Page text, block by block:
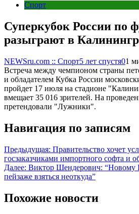
Спорт
Суперкубок России по
разыграют в
NEWSru.com :: Спорт5 лет спустя01
Встреча между чемпионом страны
и обладателем Кубка России
пройдет 17 июля на стадионе
вмещает 35 016 зрителей. На
претендовали "Лужники".
Навигация по записям
Предыдущая: Правительство хочет
госзаказчиками импортного софта и
Далее: Виктор Шендерович: “Новому
пейзаже взяться неоткуда”
Похожие новости